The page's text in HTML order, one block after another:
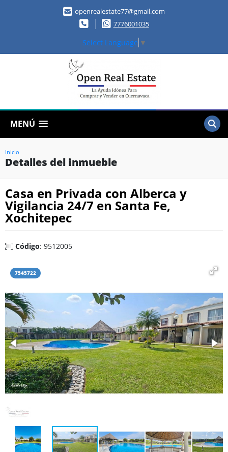
openrealestate77@gmail.com
7776001035
Select Language ▼
MENÚ
Inicio
Detalles del inmueble
Casa en Privada con Alberca y
Vigilancia 24/7 en Santa Fe,
Xochitepec
Código: 9512005
7545722